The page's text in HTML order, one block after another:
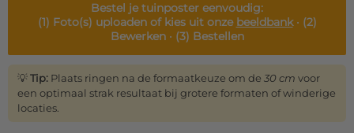
Bestel jetuinposter eenvoudig:
(1) Foto(s) uploaden of kies uit onze beeldbank· (2)
Bewerken · (3) Bestellen
💡Tip: Plaats ringen na de formaatkeuze om de 30 cm voor
een optimaal strak resultaat bij grotere formaten of winderige
locaties.